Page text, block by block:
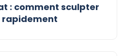
: comment sculpter